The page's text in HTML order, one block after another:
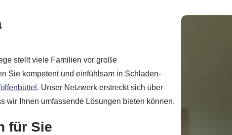
stellt viele Familien vor große
Sie kompetent und einfühlsam in Schladen-
. Unser Netzwerk erstreckt sich über
wir Ihnen umfassende Lösungen bieten können.
für Sie